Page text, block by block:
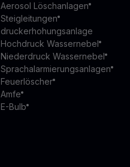
Aerosol Löschanlagen
Steigleitungen
druckerhohungsanlage
Hochdruck Wassernebel
Niederdruck Wassernebel
Sprachalarmierungsanlagen
Feuerlöscher
Amfe
E-Bulb